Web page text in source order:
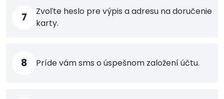
7
Zvoľte heslo pre výpis a adresu na doručenie
karty.
8 Príde vám sms o úspešnom založení účtu.